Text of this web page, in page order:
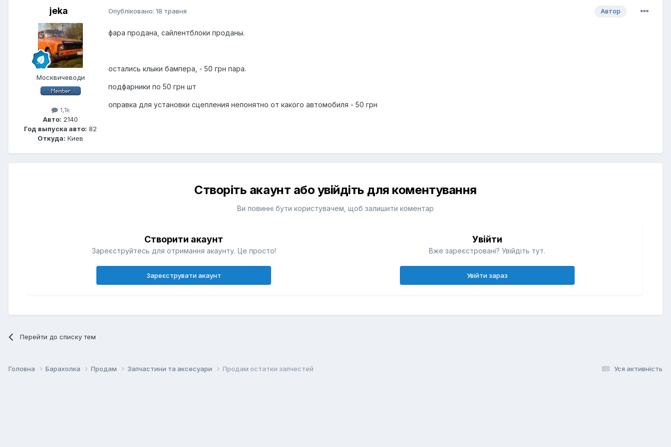
jeka
Москвичеводи
1,1k
Авто: 2140
Год выпуска авто: 82
Откуда: Киев
Автор
Опубліковано: 18 травня
фара продана, сайлентблоки проданы.
остались клыки бампера, - 50 грн пара.
подфарники по 50 грн шт
оправка для установки сцепления непонятно от какого автомобиля - 50 грн
Створіть акаунт або увійдіть для коментування
Ви повинні бути користувачем, щоб залишити коментар
Створити акаунт
Зареєструйтесь для отримання акаунту. Це просто!
Зареєструвати акаунт
Увійти
Вже зареєстровані? Увійдіть тут.
Увійти зараз
Перейти до списку тем
Уся активність
Головна Барахолка Продам Запчастини та аксесуари Продам остатки запчестей